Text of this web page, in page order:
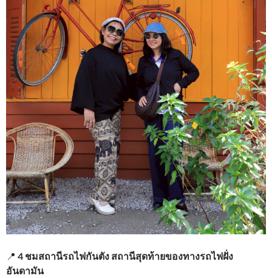
📍 4 ชมสถานีรถไฟกันตัง สถานีสุดท้ายของทางรถไฟฝั่ง
อันดามัน